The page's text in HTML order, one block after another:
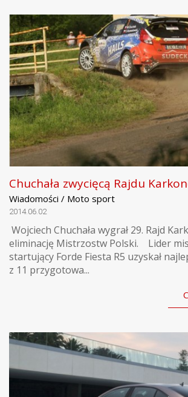
Chuchała zwycięcą Rajdu
Wiadomości / Moto sport
2014.06.02
Wojciech Chuchała wygrał 29. Rajd
eliminację Mistrzostw Polski. Lider
startujący Forde Fiesta R5 uzyskał
z 11 przygotowa...